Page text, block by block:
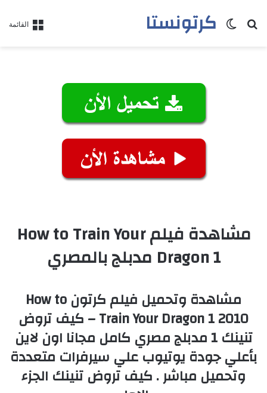
القائمة كرتونستابحث عنالوضع المظلم
مشاهدة فيلم How to Train Your
Dragon 1 مدبلج بالمصري
مشاهدة وتحميل فيلم كرتون How to
Train Your Dragon 1 2010 – كيف تروض
تنينك 1 مدبلج مصري كامل مجانا اون لاين
بأعلي جودة يوتيوب علي سيرفرات متعددة
وتحميل مباشر . كيف تروض تنينك الجزء